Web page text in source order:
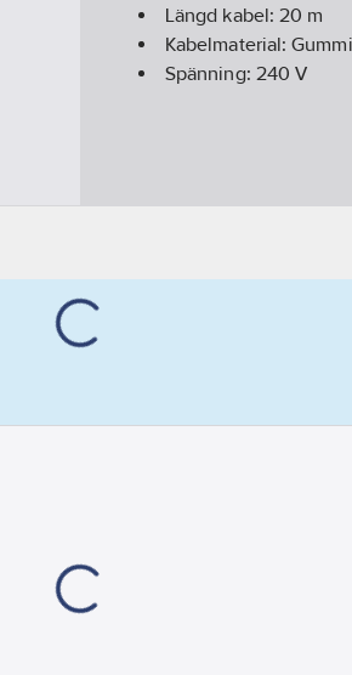
Längd kabel:20 m
Kabelmaterial:
Spänning: 240 V